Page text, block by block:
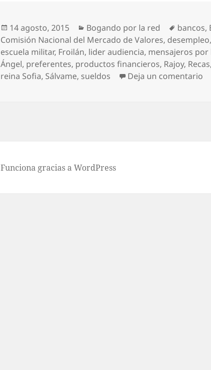
Publicado
el
14 agosto, 2015 Categorías
Bogando por la red bancos,
Comisión Nacional del Mercado de Valores, desempleo,
escuela militar, Froilán, lider audiencia, mensajeros por
Ángel, preferentes, productos financieros, Rajoy, Recas,
reina Sofia, Sálvame, sueldos Deja un comentario
Funciona gracias a WordPress